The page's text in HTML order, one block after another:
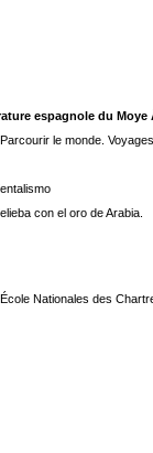
espagnole du
Parcourir le monde.
con el oro de Arabia.
École Nationales des